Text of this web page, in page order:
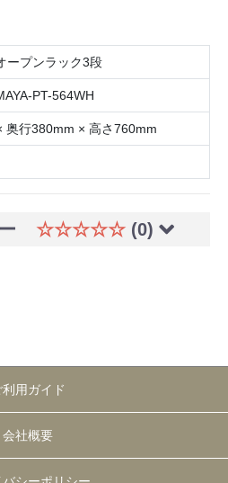
ープンラック3段
PT-564WH
奥行380mm × 高さ760mm
☆☆☆☆☆ (0)
利用ガイド
会社概要